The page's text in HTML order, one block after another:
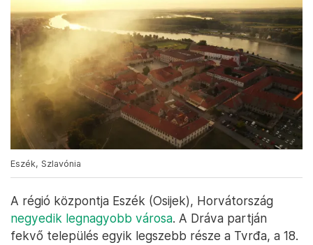
Eszék, Szlavónia
A régió központja Eszék (Osijek), Horvátország
negyedik legnagyobb városa. A Dráva partján
fekvő település egyik legszebb része a Tvrđa, a 18.